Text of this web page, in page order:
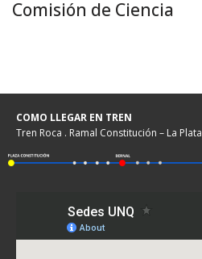
Comisión de Ciencia
COMO LLEGAR EN TREN
Tren Roca . Ramal Constitución – La Plata